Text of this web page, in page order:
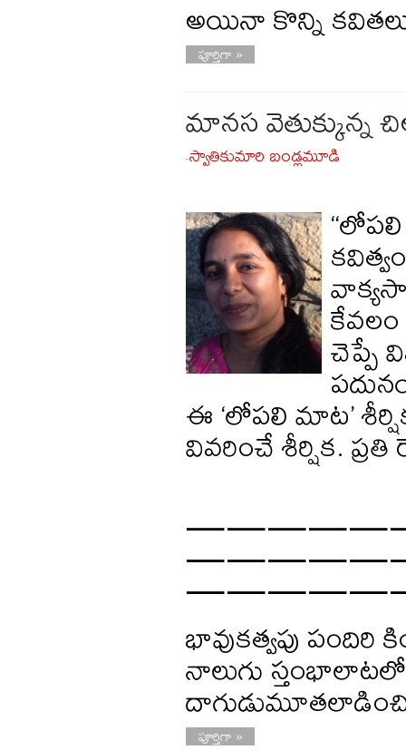
అయినా కొన్ని కవితలు
పూర్తిగా »
మానస వెతుక్కున్న
-స్వాతికుమారి బండ్లమూడి
చెప్పే
ఈ ‘లోపలి మాట’
వివరించే శీర్షిక.
భావుకత్వపు పందిరి
నాలుగు
పూర్తిగా »